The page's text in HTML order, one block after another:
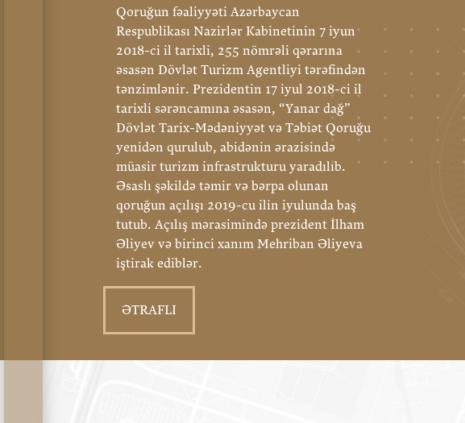
Qoruğun fəaliyyəti Azərbaycan
Respublikası Nazirlər Kabinetinin 7 iyun
2018-ci il tarixli, 255 nömrəli qərarına
əsasən Dövlət Turizm Agentliyi tərəfindən
tənzimlənir. Prezidentin 17 iyul 2018-ci il
tarixli sərəncamına əsasən, “Yanar dağ”
Dövlət Tarix-Mədəniyyət və Təbiət Qoruğu
yenidən qurulub, abidənin ərazisində
müasir turizm infrastrukturu yaradılıb.
Əsaslı şəkildə təmir və bərpa olunan
qoruğun açılışı 2019-cu ilin iyulunda baş
tutub. Açılış mərasimində prezident İlham
Əliyev və birinci xanım Mehriban Əliyeva
iştirak ediblər.
ƏTRAFLI